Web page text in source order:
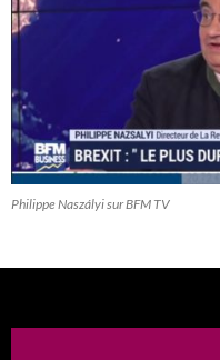
Philippe Naszályi sur BFM TV